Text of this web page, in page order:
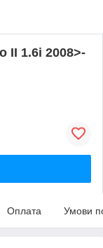
II 1.6i 2008>-
Оплата Умови